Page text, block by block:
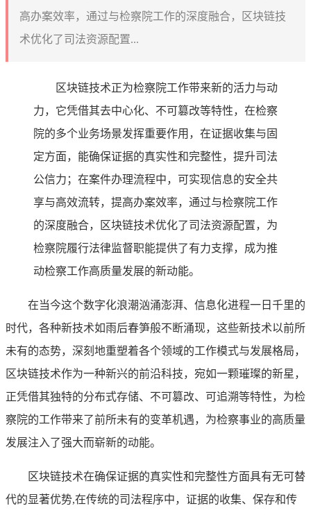
高办案效率，通过与检察院工作的深度融合，区块链技
术优化了司法资源配置...
区块链技术正为检察院工作带来新的活力与动
力，它凭借其去中心化、不可篡改等特性，在检察
院的多个业务场景发挥重要作用，在证据收集与固
定方面，能确保证据的真实性和完整性，提升司法
公信力；在案件办理流程中，可实现信息的安全共
享与高效流转，提高办案效率，通过与检察院工作
的深度融合，区块链技术优化了司法资源配置，为
检察院履行法律监督职能提供了有力支撑，成为推
动检察工作高质量发展的新动能。
在当今这个数字化浪潮汹涌澎湃、信息化进程一日千里的
时代，各种新技术如雨后春笋般不断涌现，这些新技术以前所
未有的态势，深刻地重塑着各个领域的工作模式与发展格局，
区块链技术作为一种新兴的前沿科技，宛如一颗璀璨的新星，
正凭借其独特的分布式存储、不可篡改、可追溯等特性，为检
察院的工作带来了前所未有的变革机遇，为检察事业的高质量
发展注入了强大而崭新的动能。
区块链技术在确保证据的真实性和完整性方面具有无可替
代的显著优势,在传统的司法程序中，证据的收集、保存和传